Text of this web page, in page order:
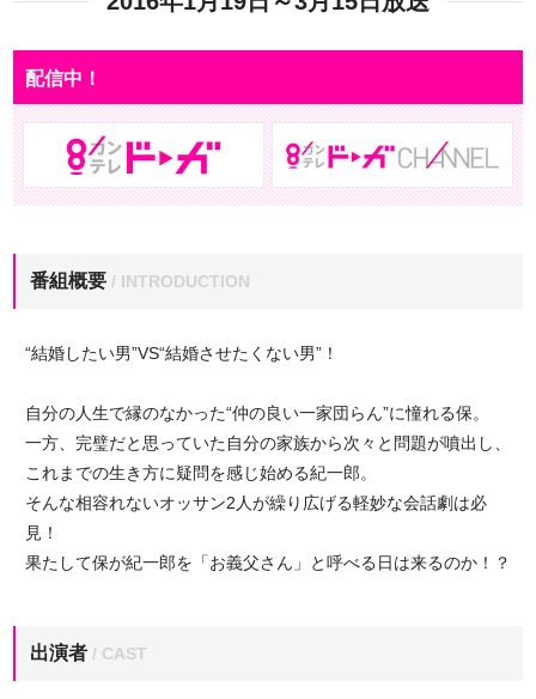
配信中！
番組概要/ INTRODUCTION
“結婚したい男”VS“結婚させたくない男”！
自分の人生で縁のなかった“仲の良い一家団らん”に憧れる保。
一方、完璧だと思っていた自分の家族から次々と問題が噴出し、
これまでの生き方に疑問を感じ始める紀一郎。
そんな相容れないオッサン2人が繰り広げる軽妙な会話劇は必
見！
果たして保が紀一郎を「お義父さん」と呼べる日は来るのか！？
出演者/ CAST